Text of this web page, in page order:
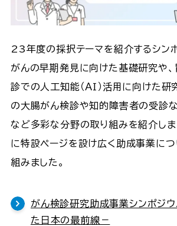
23年度の採択テーマを紹介するシン
がんの早期発見に向けた基礎研究や
診での人工知能（ＡＩ）活用に向けた研
の大腸がん検診や知的障害者の受診
など多彩な分野の取り組みを紹介しま
に特設ページを設け広く助成事業に
組みました。
がん検診研究助成事業シンポジ
た日本の最前線－